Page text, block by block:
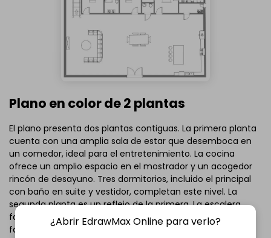
Plano en color de 2 plantas
El plano presenta dos plantas contiguas. La primera planta
cuenta con una amplia sala de estar que desemboca en
un comedor, ideal para el entretenimiento. La cocina
ofrece un amplio espacio en el mostrador y un acogedor
rincón de desayuno. Tres dormitorios, incluido el principal
con baño en suite y vestidor, completan este nivel. La
segunda planta es un reflejo de la primera. La escalera
facilita el acceso a ambas plantas. Es perfecto para
familias numerosas.
¿Abrir EdrawMax Online para verlo?